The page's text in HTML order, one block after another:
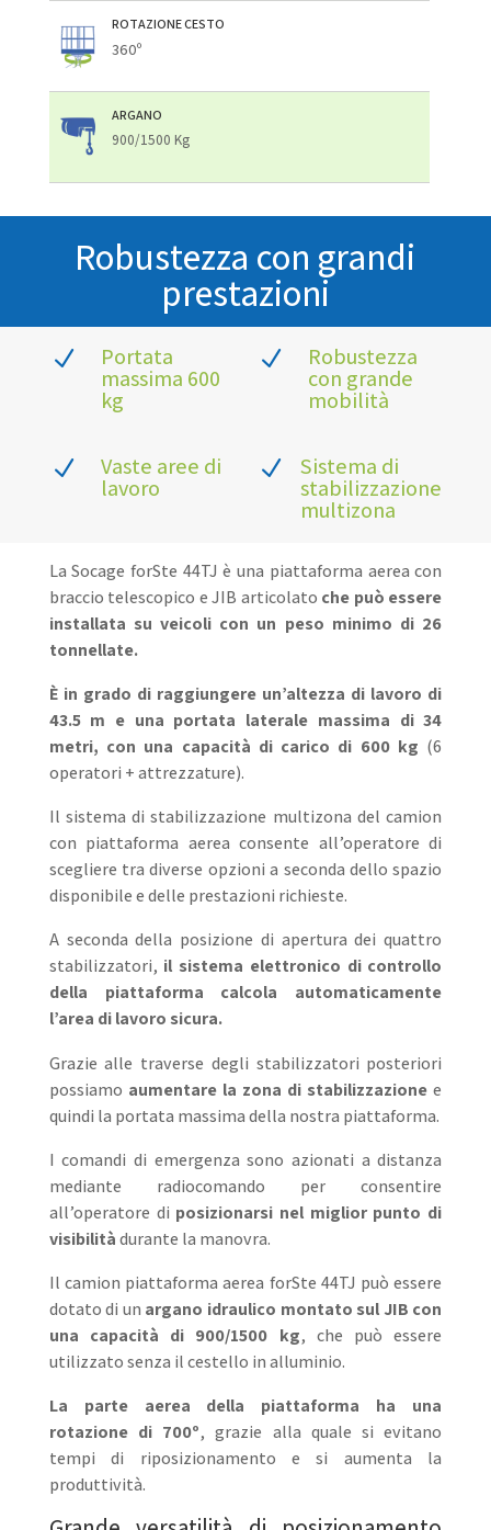
ROTAZIONE CESTO
360º
ARGANO
900/1500 Kg
Robustezza con grandi
prestazioni
N Portata
massima 600
kg
N Robustezza
con grande
mobilità
N Vaste aree di
lavoro
N Sistema di
stabilizzazione
multizona
La Socage forSte 44TJ è una piattaforma aerea con
braccio telescopico e JIB articolato che può essere
installata su veicoli con un peso minimo di 26
tonnellate.
È in grado di raggiungere un’altezza di lavoro di
43.5 m e una portata laterale massima di 34
metri, con una capacità di carico di 600 kg (6
operatori + attrezzature).
Il sistema di stabilizzazione multizona del camion
con piattaforma aerea consente all’operatore di
scegliere tra diverse opzioni a seconda dello spazio
disponibile e delle prestazioni richieste.
A seconda della posizione di apertura dei quattro
stabilizzatori, il sistema elettronico di controllo
della piattaforma calcola automaticamente
l’area di lavoro sicura.
Grazie alle traverse degli stabilizzatori posteriori
possiamo aumentare la zona di stabilizzazione e
quindi la portata massima della nostra piattaforma.
I comandi di emergenza sono azionati a distanza
mediante radiocomando per consentire
all’operatore di posizionarsi nel miglior punto di
visibilitàdurante la manovra.
Il camion piattaforma aerea forSte 44TJ può essere
dotato di un argano idraulico montato sul JIB con
una capacità di 900/1500 kg, che può essere
utilizzato senza il cestello in alluminio.
La parte aerea della piattaforma ha una
rotazione di 700º, grazie alla quale si evitano
tempi di riposizionamento e si aumenta la
produttività.